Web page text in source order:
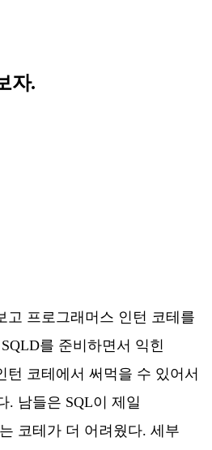
자.
고 프로그래머스 인턴 코테를
를 준비하면서 익힌
턴 코테에서 써먹을 수 있어서
. 남들은 SQL이 제일
코테가 더 어려웠다. 세부